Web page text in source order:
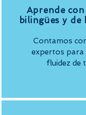
Aprende
bilingües y de
Contamos
expertos
fluidez de